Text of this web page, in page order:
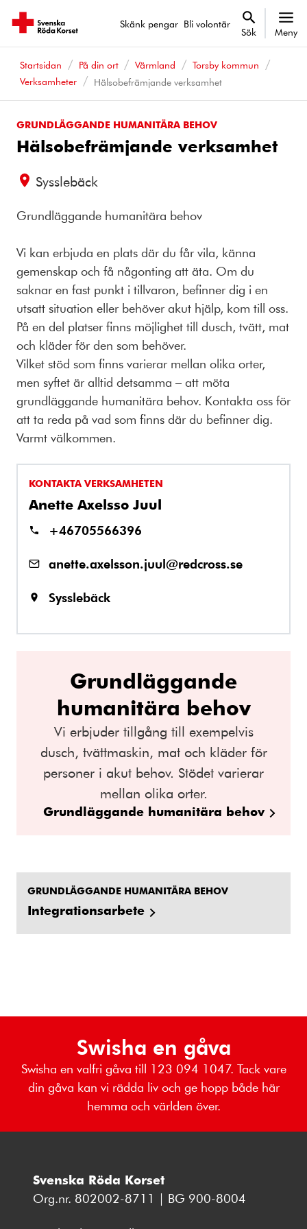
Skänk pengar Bli volontär
Sök Meny
Startsidan På din ort Värmland
Torsby kommun
Verksamheter
Hälsobefrämjande verksamhet
GRUNDLÄGGANDE HUMANITÄRA BEHOV
Hälsobefrämjande verksamhet
Sysslebäck
Grundläggande humanitära behov
Vi kan erbjuda en plats där du får vila, känna
gemenskap och få någonting att äta. Om du
saknar en fast punkt i tillvaron, befinner dig i en
utsatt situation eller behöver akut hjälp, kom till oss.
På en del platser finns möjlighet till dusch, tvätt, mat
och kläder för den som behöver.
Vilket stöd som finns varierar mellan olika orter,
men syftet är alltid detsamma – att möta
grundläggande humanitära behov. Kontakta oss för
att ta reda på vad som finns där du befinner dig.
Varmt välkommen.
KONTAKTA VERKSAMHETEN
Anette Axelsso Juul
+46705566396
anette.axelsson.juul@redcross.se
Sysslebäck
Grundläggande
humanitära behov
Vi erbjuder tillgång till exempelvis
dusch, tvättmaskin, mat och kläder för
personer i akut behov. Stödet varierar
mellan olika orter.
Grundläggande humanitära behov
GRUNDLÄGGANDE HUMANITÄRA BEHOV
Integrationsarbete
Swisha en gåva
Swisha en valfri gåva till 123 094 1047. Tack vare
din gåva kan vi rädda liv och ge hopp både här
hemma och världen över.
Svenska Röda Korset
Org.nr. 802002-8711 | BG 900-8004